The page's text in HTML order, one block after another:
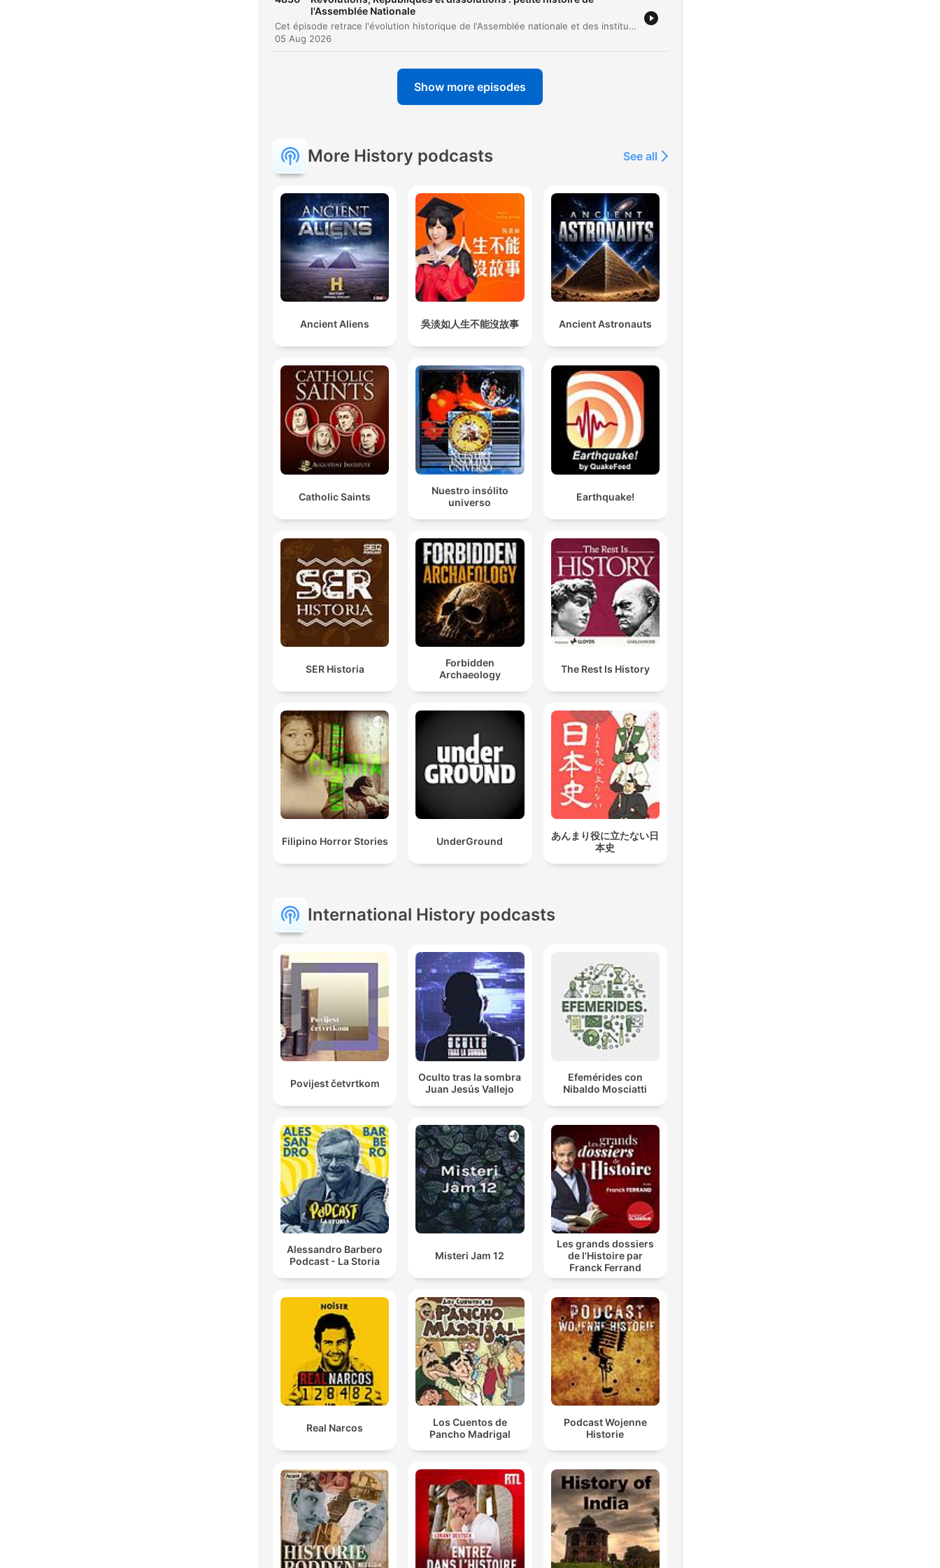
l'Assemblée Nationale
Cet épisode retrace l'évolution historique de l'Assemblée nationale et des institutions françaises, depuis les assemblées consultatives du Moyen Âge jusqu'à la Cinquième République. L'historien Éric Anceau détaille les transformations institutionnelles liées aux révolutions et aux changements de régimes, soulignant la lutte pour le pouvoir entre l'exécutif et le législatif. Le récit explore également la transition de la fin de la Troisième République et du régime de Vichy vers la mise en place de la Cinquième République par De Gaulle et Michel Debré. L'expert explique les mécanismes de pouvoir fondamentaux, notamment l'élection du président au suffrage universel direct en 1962 et le droit de dissolution.
05 Aug 2026
Show more episodes
More History podcasts See all
Ancient Aliens 吳淡如人生不能沒故事 Ancient Astronauts
Catholic Saints
Nuestro insólito
universo
Earthquake!
SER Historia
Forbidden
Archaeology
The Rest Is History
Filipino Horror Stories UnderGround
あんまり役に立たない日
本史
International History podcasts
Povijest četvrtkom
Oculto tras la sombra
Juan Jesús Vallejo
Efemérides con
Nibaldo Mosciatti
Alessandro Barbero
Podcast - La Storia
Misteri Jam 12
Les grands dossiers
de l'Histoire par
Franck Ferrand
Real Narcos
Los Cuentos de
Pancho Madrigal
Podcast Wojenne
Historie